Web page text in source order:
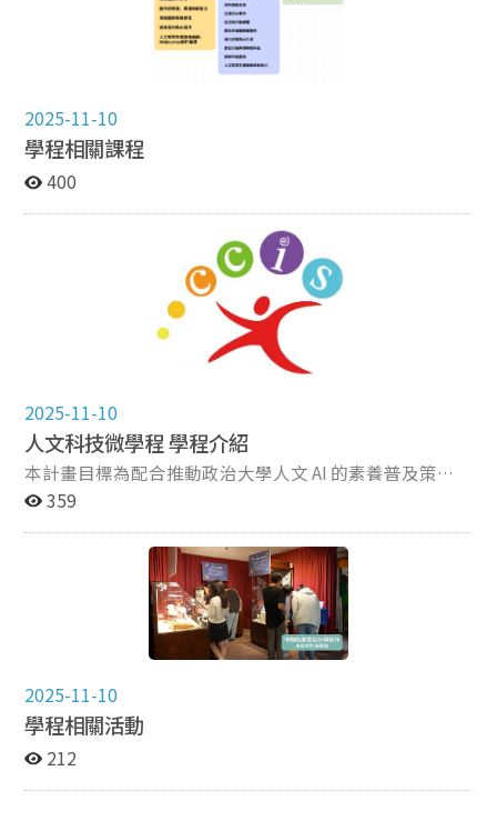
認無誤後，創新與創造力研究中心將寄發修業證明電子檔
案予申請人，不另提供紙本證明書。核發時間約1-4週。
4. 未依上述申請說明提出申請者，恕不受理，還請留意，
2025-11-10
學程相關課程
400
2025-11-10
人文科技微學程 學程介紹
本計畫目標為配合推動政治大學人文 AI 的素養普及策
略，使數位人文與AI 技術的應用成為政大跨院系學生具備
新，因此設立「人文科技微學程」，納入一二期計畫開設
之所有課程 ， 113-1學期通過申請，通過跨院系合作，推
動本校人文AI的素養普及策略，達成人文為體，科技為用
之目的，使數位人文與AI技術成為政大全校學生共同具備
新與創造力研究中心申請，經審查符合結業條件者獲頒微
學程結業證書乙張，本計畫也將於期末主動提醒已修滿學
分同學申請微學程證書，並主動寄信提供已修習本計畫課
程之學生下學期計畫課表，鼓勵同學多加修課。
359
2025-11-10
學程相關活動
212